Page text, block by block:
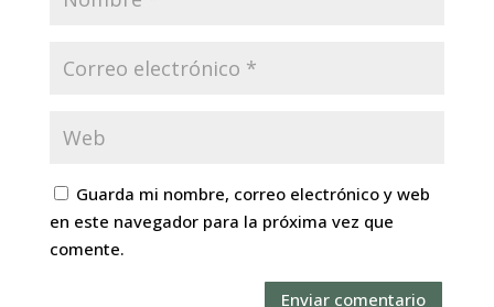
Guarda mi nombre, correo electrónico y web
en este navegador para la próxima vez que
comente.